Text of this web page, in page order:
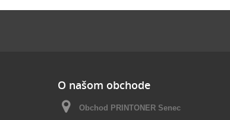
O našom obchode
Obchod PRINTONER Senec